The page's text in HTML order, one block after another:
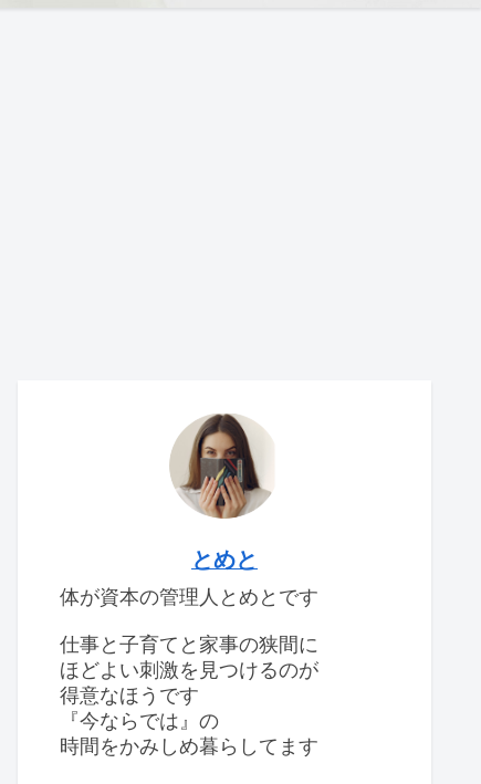
とめと
体が資本の管理人とめとです
仕事と子育てと家事の狭間に
ほどよい刺激を見つけるのが
得意なほうです
『今ならでは』の
時間をかみしめ暮らしてます